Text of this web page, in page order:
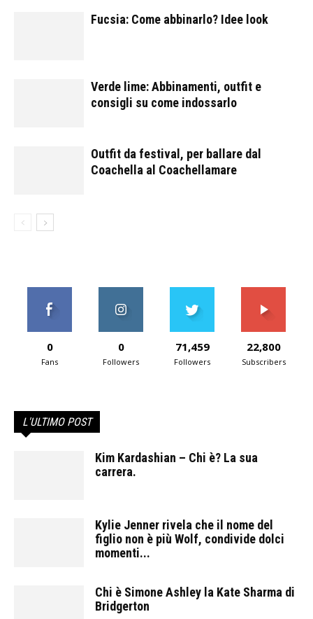
Fucsia: Come abbinarlo? Idee look
Verde lime: Abbinamenti, outfit e
consigli su come indossarlo
Outfit da festival, per ballare dal
Coachella al Coachellamare
0
Fans
0
Followers
71,459
Followers
22,800
Subscribers
L'ULTIMO POST
Kim Kardashian – Chi è? La sua
carrera.
Kylie Jenner rivela che il nome del
figlio non è più Wolf, condivide dolci
momenti...
Chi è Simone Ashley la Kate Sharma di
Bridgerton